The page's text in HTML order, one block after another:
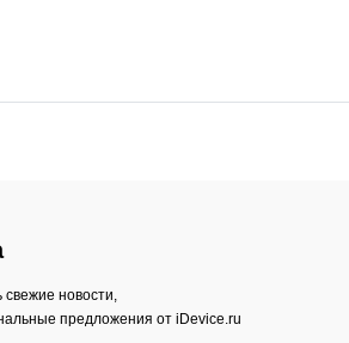
свежие новости,
предложения от iDevice.ru